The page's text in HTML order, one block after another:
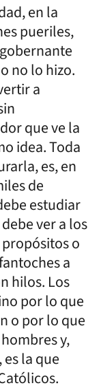
en la
pueriles,
no lo hizo.
a
que ve la
idea. Toda
es, en
de
estudiar
ver a los
o
a
hilos. Los
por lo que
o por lo que
y,
la que